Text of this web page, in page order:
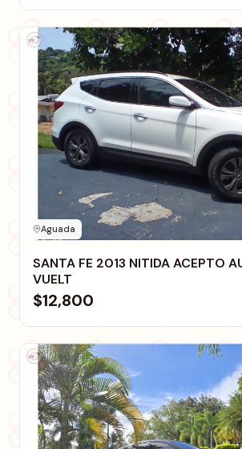
Aguada
SANTA FE 2013 NITIDA ACEPTO
VUELT
$12,800